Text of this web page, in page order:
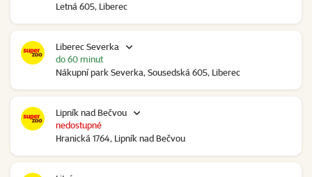
Letná 605, Liberec
Liberec Severka
Nákupní park Severka, Sousedská 605, Liberec
do 60 minut
Lipník nad Bečvou
Hranická 1764, Lipník nad Bečvou
nedostupné